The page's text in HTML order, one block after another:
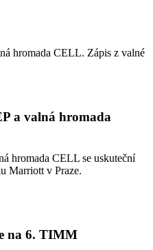
hromada CELL. Zápis z valné
a valná hromada
hromada CELL se uskuteční
Marriott v Praze.
na 6. TIMM